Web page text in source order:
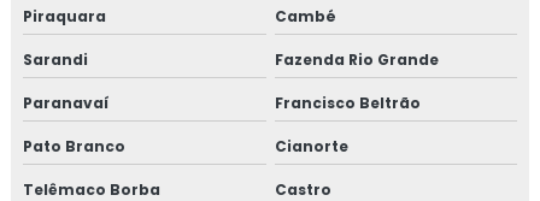
Piraquara Cambé
Sarandi Fazenda Rio Grande
Paranavaí Francisco Beltrão
Pato Branco Cianorte
Telêmaco Borba Castro